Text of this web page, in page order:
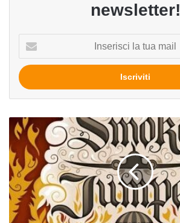
newsletter!
tua
mail
Smoke
jumper
del
birrificio
Left
Hand